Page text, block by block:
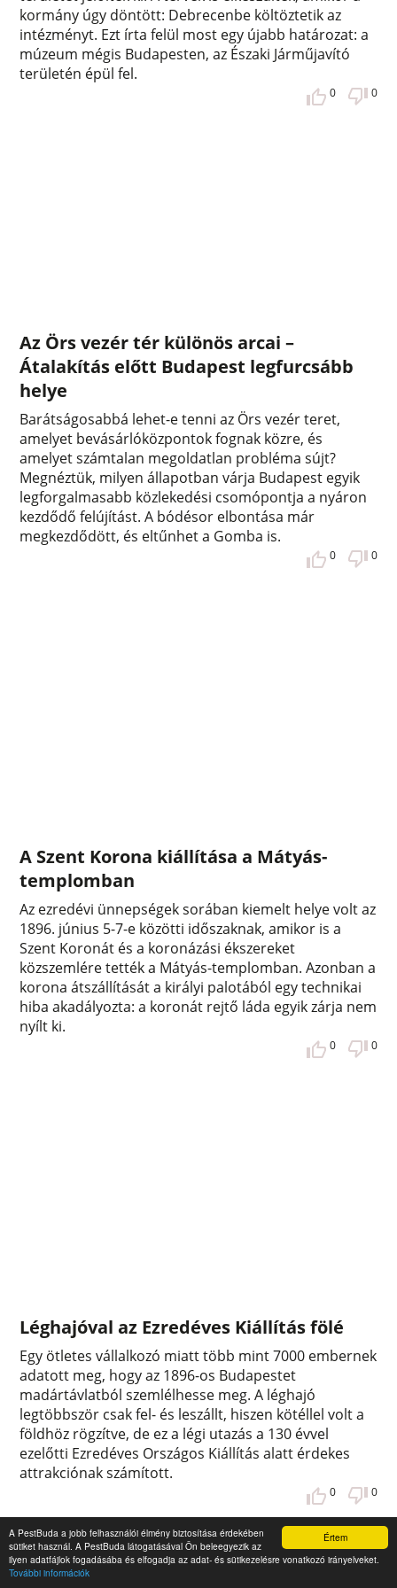
Értem
A PestBuda a jobb felhasználói élmény biztosítása érdekében
sütiket használ. A PestBuda látogatásával Ön beleegyezik az
ilyen adatfájlok fogadásába és elfogadja az adat- és sütikezelésre vonatkozó irányelveket.
További információk
kormány úgy döntött: Debrecenbe költöztetik az
intézményt. Ezt írta felül most egy újabb határozat: a
múzeum mégis Budapesten, az Északi Járműjavító
területén épül fel.
0 0
Az Örs vezér tér különös arcai –
Átalakítás előtt Budapest legfurcsább
helye
Barátságosabbá lehet-e tenni az Örs vezér teret,
amelyet bevásárlóközpontok fognak közre, és
amelyet számtalan megoldatlan probléma sújt?
Megnéztük, milyen állapotban várja Budapest egyik
legforgalmasabb közlekedési csomópontja a nyáron
kezdődő felújítást. A bódésor elbontása már
megkezdődött, és eltűnhet a Gomba is.
0 0
A Szent Korona kiállítása a Mátyás-
templomban
Az ezredévi ünnepségek sorában kiemelt helye volt az
1896. június 5-7-e közötti időszaknak, amikor is a
Szent Koronát és a koronázási ékszereket
közszemlére tették a Mátyás-templomban. Azonban a
korona átszállítását a királyi palotából egy technikai
hiba akadályozta: a koronát rejtő láda egyik zárja nem
nyílt ki.
0 0
Léghajóval az Ezredéves Kiállítás fölé
Egy ötletes vállalkozó miatt több mint 7000 embernek
adatott meg, hogy az 1896-os Budapestet
madártávlatból szemlélhesse meg. A léghajó
legtöbbször csak fel- és leszállt, hiszen kötéllel volt a
földhöz rögzítve, de ez a légi utazás a 130 évvel
ezelőtti Ezredéves Országos Kiállítás alatt érdekes
attrakciónak számított.
0 0